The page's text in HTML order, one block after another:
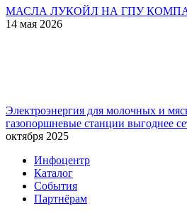
МАСЛА ЛУКОЙЛ НА ГПУ
14 мая 2026
Электроэнергия для молочных и
газопоршневые станции выгоднее
октября 2025
Инфоцентр
Каталог
События
Партнёрам